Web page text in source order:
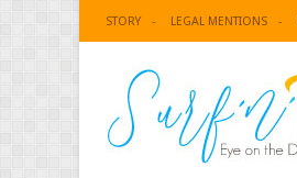
STORY LEGAL MENTIONS